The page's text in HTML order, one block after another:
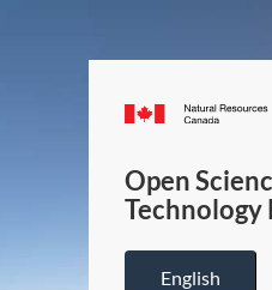
Open
Technology
English